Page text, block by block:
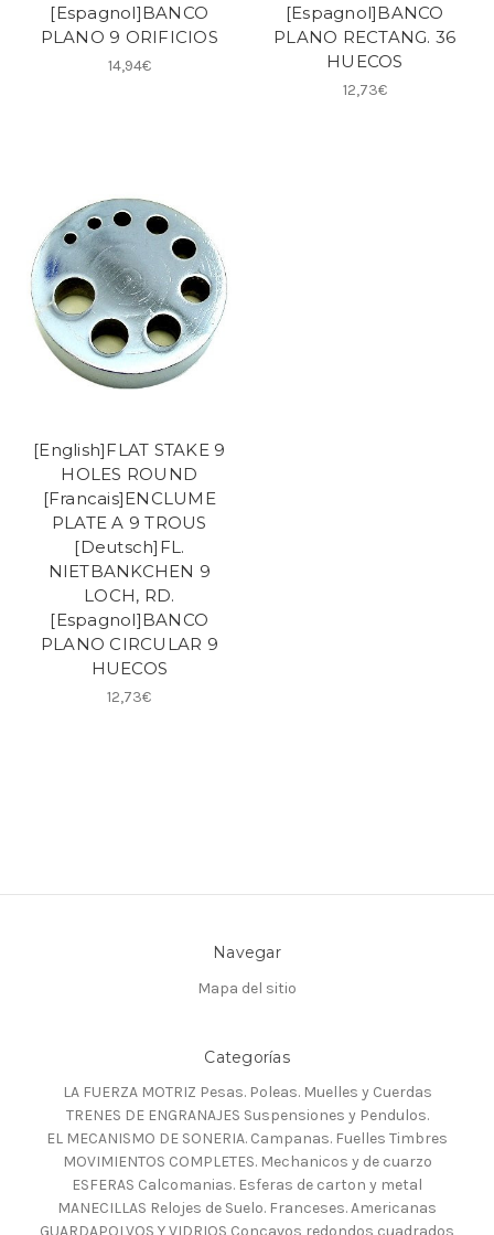
[Espagnol]BANCO
PLANO 9 ORIFICIOS
14,94€
[Espagnol]BANCO
PLANO RECTANG. 36
HUECOS
12,73€
[English]FLAT STAKE 9
HOLES ROUND
[Francais]ENCLUME
PLATE A 9 TROUS
[Deutsch]FL.
NIETBANKCHEN 9
LOCH, RD.
[Espagnol]BANCO
PLANO CIRCULAR 9
HUECOS
12,73€
Navegar
Mapa del sitio
Categorías
LA FUERZA MOTRIZ Pesas. Poleas. Muelles y Cuerdas
TRENES DE ENGRANAJES Suspensiones y Pendulos.
EL MECANISMO DE SONERIA. Campanas. Fuelles Timbres
MOVIMIENTOS COMPLETES. Mechanicos y de cuarzo
ESFERAS Calcomanias. Esferas de carton y metal
MANECILLAS Relojes de Suelo. Franceses. Americanas